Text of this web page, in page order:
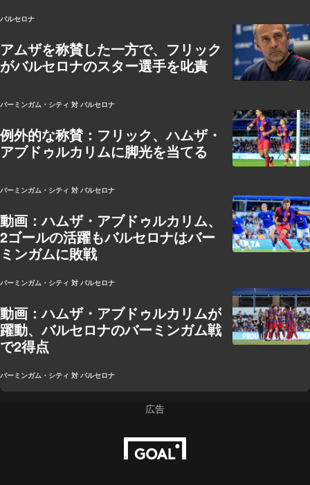
バルセロナ
アムザを称賛した一方で、フリック
がバルセロナのスター選手を叱責
バーミンガム・シティ 対 バルセロナ
例外的な称賛：フリック、ハムザ・
アブドゥルカリムに脚光を当てる
バーミンガム・シティ 対 バルセロナ
動画：ハムザ・アブドゥルカリム、
2ゴールの活躍もバルセロナはバー
ミンガムに敗戦
バーミンガム・シティ 対 バルセロナ
動画：ハムザ・アブドゥルカリムが
躍動、バルセロナのバーミンガム戦
で2得点
バーミンガム・シティ 対 バルセロナ